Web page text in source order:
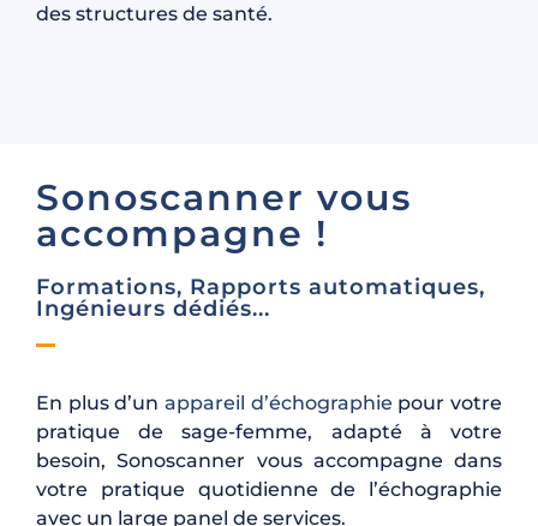
des structures de santé.
Sonoscanner vous
accompagne !
Formations, Rapports automatiques,
Ingénieurs dédiés...
En plus d’un appareil d’échographie pour votre
pratique de sage-femme, adapté à votre
besoin, Sonoscanner vous accompagne dans
votre pratique quotidienne de l’échographie
avec un large panel de services.